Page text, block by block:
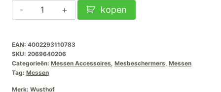
Wüsthof
Mesbeschermer
26cm
aantal
kopen
EAN: 4002293110783
SKU: 2069640206
Categorieën: Messen Accessoires, Mesbeschermers, Messen
Tag: Messen
Merk: Wusthof